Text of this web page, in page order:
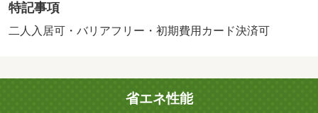
が充実してます。・バイク置場：なし・駐輪場：有/鍵交換
費用 22000円
特記事項
二人入居可・バリアフリー・初期費用カード決済可
省エネ性能